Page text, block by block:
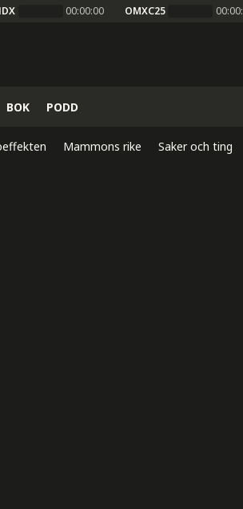
00:00:00 OMXC25
BOK PODD
Mammons rike Saker och ting